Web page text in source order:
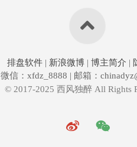
排盘软件 | 新浪微博 | 博主简介 |
微信：xfdz_8888 | 邮箱：
© 2017-2025 西风独醉 All Rights